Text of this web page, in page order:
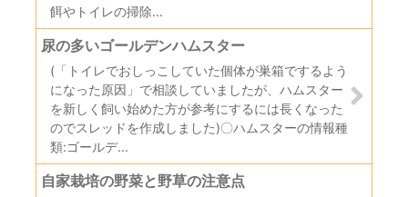
餌やトイレの掃除...
尿の多いゴールデンハムスター
(「トイレでおしっこしていた個体が巣箱でするよう
になった原因」で相談していましたが、ハムスター
を新しく飼い始めた方が参考にするには長くなった
のでスレッドを作成しました)〇ハムスターの情報種
類:ゴールデ...
自家栽培の野菜と野草の注意点